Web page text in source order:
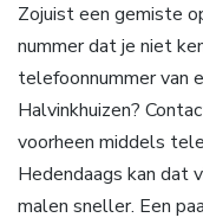
Zojuist een gemiste
nummer dat je niet
telefoonnummer van
Halvinkhuizen?
voorheen middels
Hedendaags kan dat
malen sneller. Een